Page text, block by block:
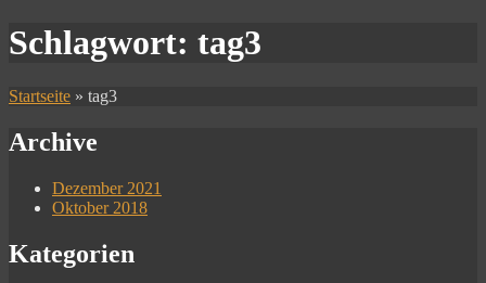
Schlagwort: tag3
Startseite » tag3
Archive
Dezember 2021
Oktober 2018
Kategorien